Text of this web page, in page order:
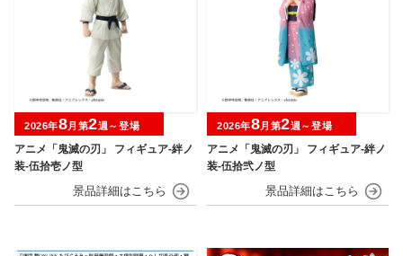
アニメ「鬼滅の刃」 フィギュア-絆ノ
装-伍拾壱ノ型
2026年8月第2週～登場
アニメ「鬼滅の刃」 フィギュア-絆ノ
装-伍拾弐ノ型
2026年8月第2週～登場